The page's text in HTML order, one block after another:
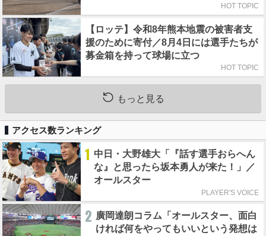
HOT TOPIC
【ロッテ】令和8年熊本地震の被害者支
援のために寄付／8月4日には選手たちが
募金箱を持って球場に立つ
HOT TOPIC
もっと見る
アクセス数ランキング
1 中日・大野雄大「『話す選手おらへん
な』と思ったら坂本勇人が来た！」／
オールスター
PLAYER'S VOICE
2 廣岡達朗コラム「オールスター、面白
ければ何をやってもいいという発想は